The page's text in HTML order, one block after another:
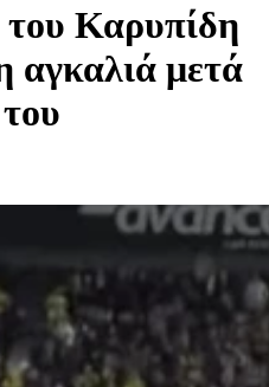
Καρυπίδη
αγκαλιά μετά